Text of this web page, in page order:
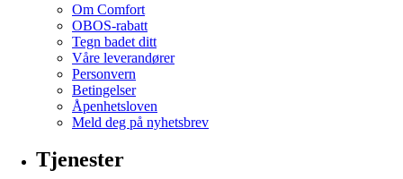
Om Comfort
OBOS-rabatt
Tegn badet ditt
Våre leverandører
Personvern
Betingelser
Åpenhetsloven
Meld deg på nyhetsbrev
Tjenester